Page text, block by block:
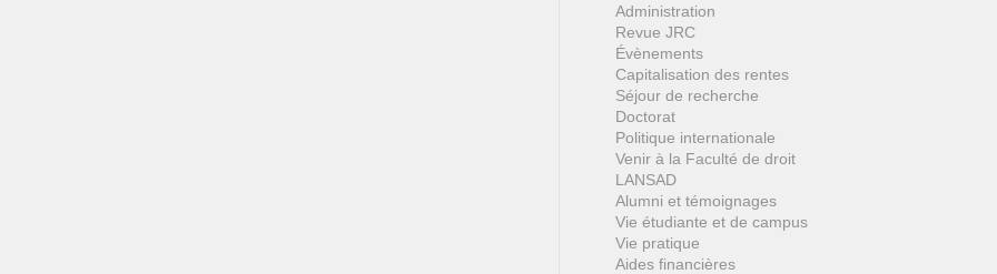
Administration
Revue JRC
Évènements
Capitalisation des rentes
Séjour de recherche
Doctorat
Politique internationale
Venir à la Faculté de droit
LANSAD
Alumni et témoignages
Vie étudiante et de campus
Vie pratique
Aides financières